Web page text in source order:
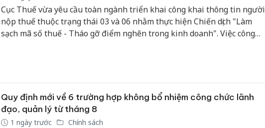
Cục Thuế vừa yêu cầu toàn ngành triển khai công khai thông tin người
nộp thuế thuộc trạng thái 03 và 06 nhằm thực hiện Chiến dịch "Làm
sạch mã số thuế - Tháo gỡ điểm nghẽn trong kinh doanh". Việc công
Quy định mới về 6 trường hợp không bổ nhiệm công chức lãnh
đạo, quản lý từ tháng 8
1 ngày trước Chính sách